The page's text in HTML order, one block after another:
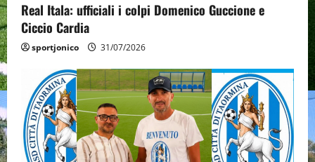
Real Itala: ufficiali i colpi Domenico Guccione e
Ciccio Cardia
sportjonico 31/07/2026